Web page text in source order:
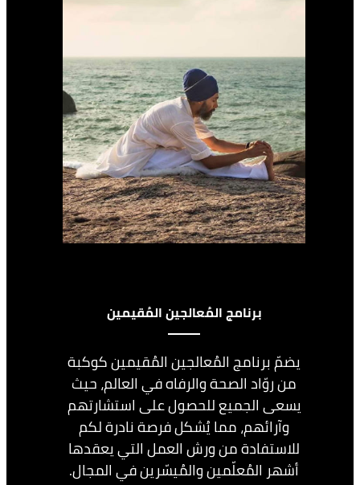
برنامج المُعالجين المُقيمين
يضمّ برنامج المُعالجين المُقيمين كوكبة
من روّاد الصحة والرفاه في العالم، حيث
يسعى الجميع للحصول على استشارتهم
وآرائهم، مما يُشكل فرصة نادرة لكم
للاستفادة من ورش العمل التي يعقدها
أشهر المُعلّمين والمُيسّرين في المجال.